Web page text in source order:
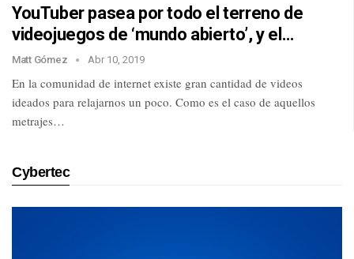
YouTuber pasea por todo el terreno de
videojuegos de ‘mundo abierto’, y el…
Matt Gómez Abr 10, 2019
En la comunidad de internet existe gran cantidad de videos
ideados para relajarnos un poco. Como es el caso de aquellos
metrajes…
Cybertec